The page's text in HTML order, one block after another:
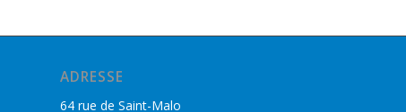
ADRESSE
64 rue de Saint-Malo